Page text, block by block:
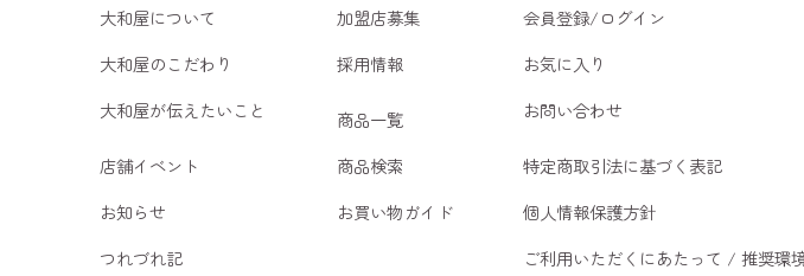
大和屋について
大和屋のこだわり
大和屋が伝えたいこと
店舗イベント
お知らせ
つれづれ記
加盟店募集
採用情報
商品一覧
商品検索
お買い物ガイド
会員登録/ログイン
お気に入り
お問い合わせ
特定商取引法に基づく表記
個人情報保護方針
ご利用いただくにあたって / 推奨環